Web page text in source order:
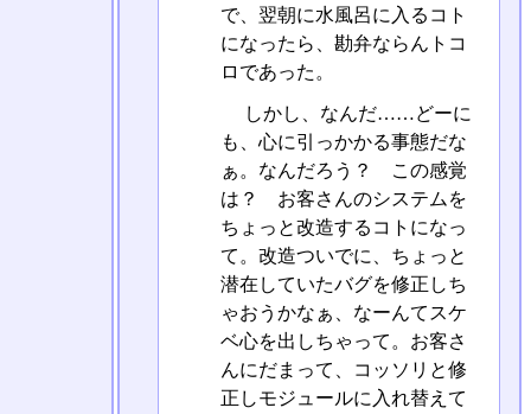
で、翌朝に水風呂に入るコト
になったら、勘弁ならんトコ
ロであった。
しかし、なんだ……どーに
も、心に引っかかる事態だな
ぁ。なんだろう？ この感覚
は？ お客さんのシステムを
ちょっと改造するコトになっ
て。改造ついでに、ちょっと
潜在していたバグを修正しち
ゃおうかなぁ、なーんてスケ
ベ心を出しちゃって。お客さ
んにだまって、コッソリと修
正しモジュールに入れ替えて